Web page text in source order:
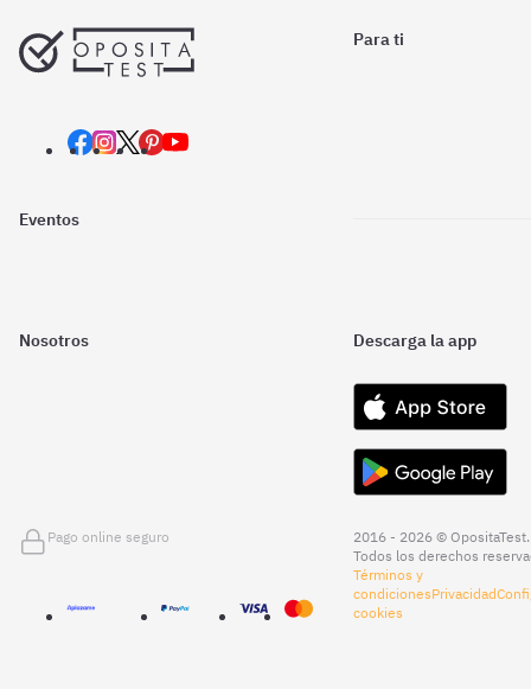
Para ti
Eventos
Nosotros Descarga la app
Pago online seguro
2016 - 2026 © OpositaTest.
Todos los derechos
Términos y
condicionesPrivacidad
cookies